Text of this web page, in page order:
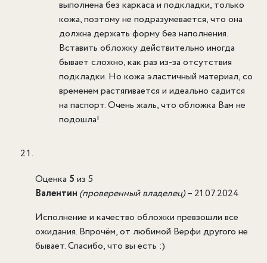
выполнена без каркаса и подкладки, только
кожа, поэтому не подразумевается, что она
должна держать форму без наполнения.
Вставить обложку действительно иногда
бывает сложно, как раз из-за отсутствия
подкладки. Но кожа эластичный материал, со
временем растягивается и идеально садится
на паспорт. Очень жаль, что обложка Вам не
подошла!
Оценка 5 из 5
Валентин (проверенный владелец)– 21.07.2024
Исполнение и качество обложки превзошли все
ожидания. Впрочём, от любимой Верфи другого не
бывает. Спасибо, что вы есть :)